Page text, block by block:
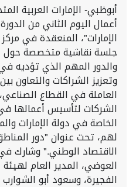
أعمال اليوم الثاني من
الإمارات"، المنعقدة في
جلسة نقاشية متخصصة حول
والدور المهم الذي تؤديه
وتعزيز الشراكات والتعاون
العاملة في القطاع
الشركات لتأسيس أعمالها
الخاصة في دولة الإمارات
لهم، تحت عنوان "دور
الاقتصاد الوطني." وشارك
العوضي، المدير العام
الفجيرة، وسعود أبو